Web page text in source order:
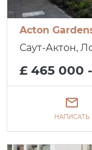
Acton
Саут-Актон,
£ 465 000
НАПИСАТЬ